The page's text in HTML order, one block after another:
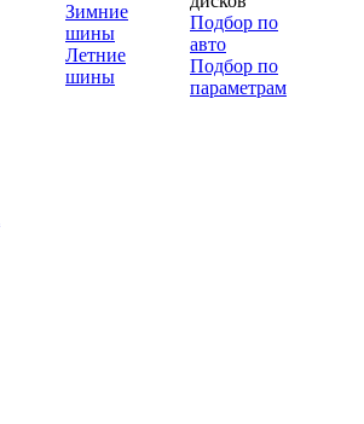
Зимние
шины
Летние
шины
Подбор по
авто
Подбор по
параметрам